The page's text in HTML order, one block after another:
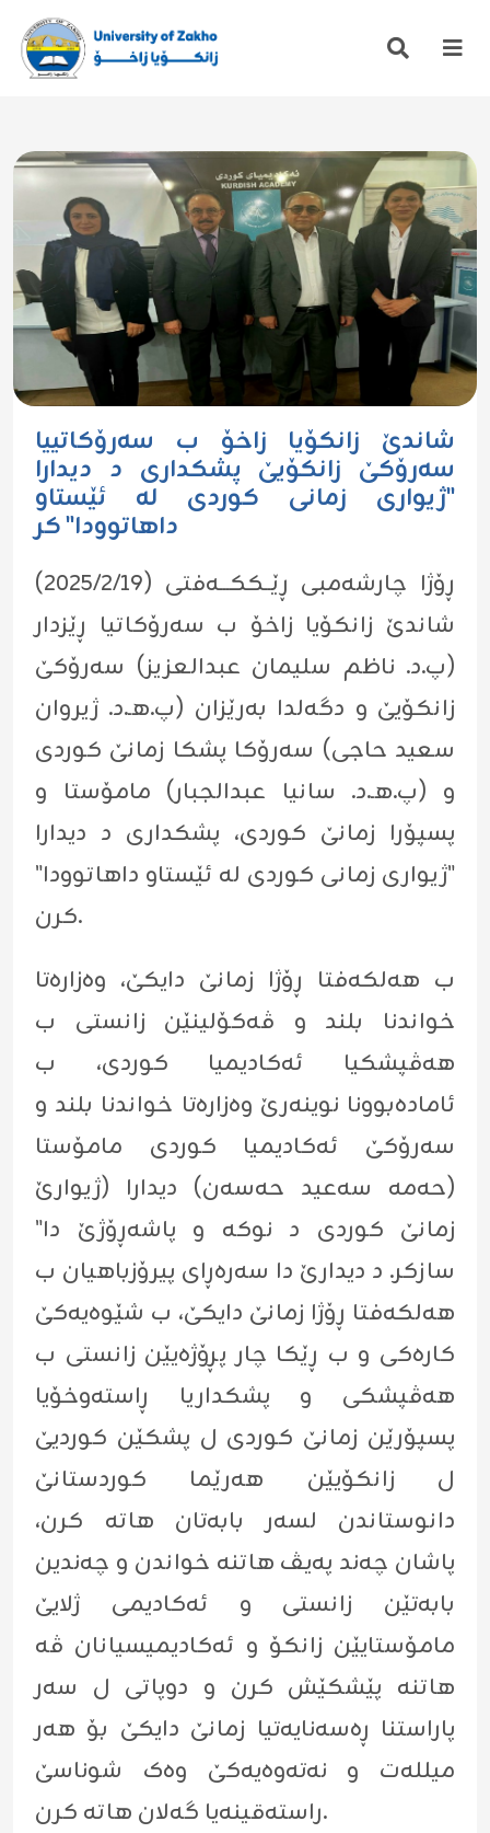
شاندێ زانکۆیا زاخۆ ب سەرۆکاتییا
سەرۆکێ زانکۆیێ پشکداری د دیدارا
"ژیوارى زمانى کوردى لە ئێستاو
داهاتوودا" کر
ڕۆژا چارشەمبی ڕێــککـــەفتی (٢٠٢٥/٢/١٩)
شاندێ زانکۆیا زاخۆ ب سەرۆکاتیا ڕێزدار
(پ.د. ناظم سليمان عبدالعزيز) سەرۆکێ
زانکۆیێ و دگەلدا بەرێزان (پ.هـ.د. ژیروان
سعید حاجی) سەرۆکا پشکا زمانێ کوردی
و (پ.هـ.د. سانیا عبدالجبار) مامۆستا و
پسپۆرا زمانێ کوردی، پشکداری د دیدارا
"ژیوارى زمانى کوردى لە ئێستاو داهاتوودا"
کرن.
ب هەلکەفتا ڕۆژا زمانێ دایکێ، وەزارەتا
خواندنا بلند و ڤەکۆلینێن زانستی ب
هەڤپشکیا ئەکادیمیا کوردی، ب
ئامادەبوونا نوینەرێ وەزارەتا خواندنا بلند و
سەرۆکێ ئەکادیمیا کوردی مامۆستا
(حەمە سەعید حەسەن) دیدارا (ژیوارێ
زمانێ کوردی د نوکە و پاشەڕۆژێ دا"
سازکر. د دیدارێ دا سەرەڕای پیرۆزباهیان ب
هەلکەفتا ڕۆژا زمانێ دایکێ، ب شێوەیەکێ
کارەکی و ب ڕێکا چار پڕۆژەیێن زانستی ب
هەڤپشکی و پشکداریا ڕاستەوخۆیا
پسپۆرێن زمانێ کوردی ل پشکێن کوردیێ
ل زانکۆیێن هەرێما کوردستانێ
دانوستاندن لسەر بابەتان هاتە کرن،
پاشان چەند پەیڤ هاتنە خواندن و چەندین
بابەتێن زانستى و ئەکادیمى ژلایێ
مامۆستایێن زانکۆ و ئەکادیمیسیانان ڤە
هاتنە پێشکێش کرن و دوپاتی ل سەر
پاراستنا ڕەسەنایەتیا زمانێ دایکێ بۆ هەر
میللەت و نەتەوەیەکێ وەک شوناسێ
راستەقینەیا گەلان هاتە کرن.